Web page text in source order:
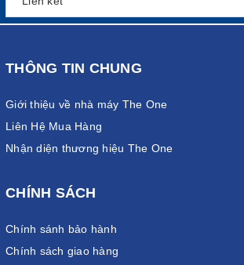
THÔNG TIN CHUNG
Giới thiệu về nhà máy The One
Liên Hệ Mua Hàng
Nhận diện thương hiệu The One
CHÍNH SÁCH
Chính sánh bảo hành
Chính sách giao hàng